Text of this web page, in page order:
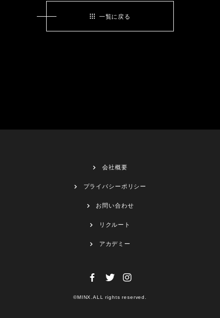
一覧に戻る
会社概要
プライバシーポリシー
お問い合わせ
リクルート
アカデミー
©MINX.ALL rights reserved.